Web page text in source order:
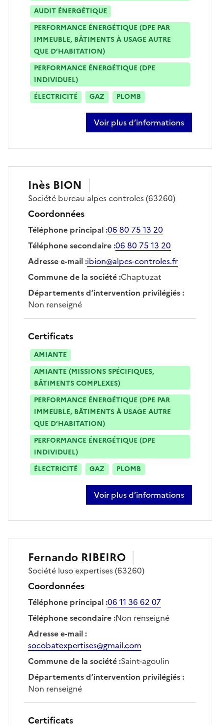
AUDIT ÉNERGÉTIQUE
PERFORMANCE ÉNERGÉTIQUE (DPE PAR
IMMEUBLE, BÂTIMENTS À USAGE AUTRE
QUE D’HABITATION)
PERFORMANCE ÉNERGÉTIQUE (DPE
INDIVIDUEL)
ÉLECTRICITÉ
GAZ PLOMB
Voir plus d’informations
sur marc tartiere
Inès BION
Société bureau alpes controles(63260)
Coordonnées
Téléphone principal:06 80 75 13 20
Téléphone secondaire:06 80 75 13 20
Adresse e-mail:ibion@alpes-controles.fr
Commune de la société:Chaptuzat
Départements d’intervention privilégiés:
Non renseigné
Certificats
AMIANTE
AMIANTE (MISSIONS SPÉCIFIQUES,
BÂTIMENTS COMPLEXES)
PERFORMANCE ÉNERGÉTIQUE (DPE PAR
IMMEUBLE, BÂTIMENTS À USAGE AUTRE
QUE D’HABITATION)
PERFORMANCE ÉNERGÉTIQUE (DPE
INDIVIDUEL)
ÉLECTRICITÉ
GAZ PLOMB
Voir plus d’informations
sur inès bion
Fernando RIBEIRO
Société luso expertises(63260)
Coordonnées
Téléphone principal:06 11 36 62 07
Téléphone secondaire:Non renseigné
Adresse e-mail:
socobatexpertises@gmail.com
Commune de la société:Saint-agoulin
Départements d’intervention privilégiés:
Non renseigné
Certificats